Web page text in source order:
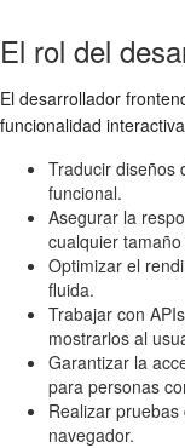
El rol del
El desarrollador
funcionalidad
Traducir diseños
funcional.
Asegurar la
cualquier
Optimizar el
fluida.
Trabajar con
mostrarlos al
Garantizar la
para personas
Realizar
navegador.